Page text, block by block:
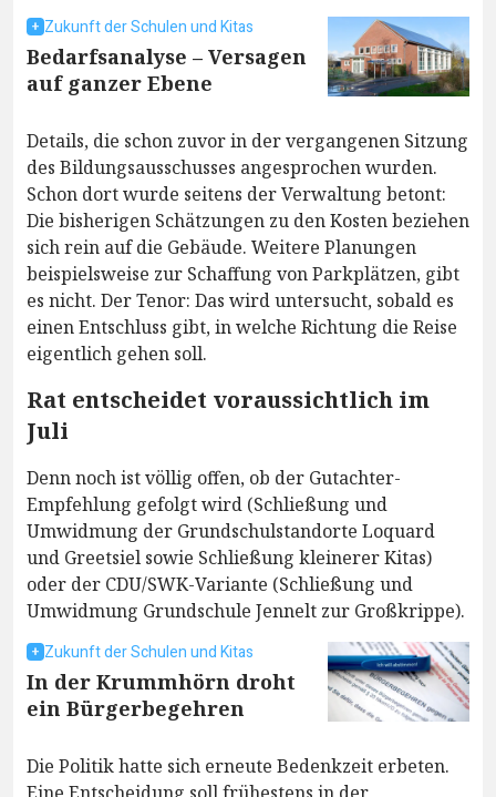
Zukunft der Schulen und Kitas
Bedarfsanalyse – Versagen
auf ganzer Ebene
Details, die schon zuvor in der vergangenen Sitzung
des Bildungsausschusses angesprochen wurden.
Schon dort wurde seitens der Verwaltung betont:
Die bisherigen Schätzungen zu den Kosten beziehen
sich rein auf die Gebäude. Weitere Planungen
beispielsweise zur Schaffung von Parkplätzen, gibt
es nicht. Der Tenor: Das wird untersucht, sobald es
einen Entschluss gibt, in welche Richtung die Reise
eigentlich gehen soll.
Rat entscheidet voraussichtlich im
Juli
Denn noch ist völlig offen, ob der Gutachter-
Empfehlung gefolgt wird (Schließung und
Umwidmung der Grundschulstandorte Loquard
und Greetsiel sowie Schließung kleinerer Kitas)
oder der CDU/SWK-Variante (Schließung und
Umwidmung Grundschule Jennelt zur Großkrippe).
Zukunft der Schulen und Kitas
In der Krummhörn droht
ein Bürgerbegehren
Die Politik hatte sich erneute Bedenkzeit erbeten.